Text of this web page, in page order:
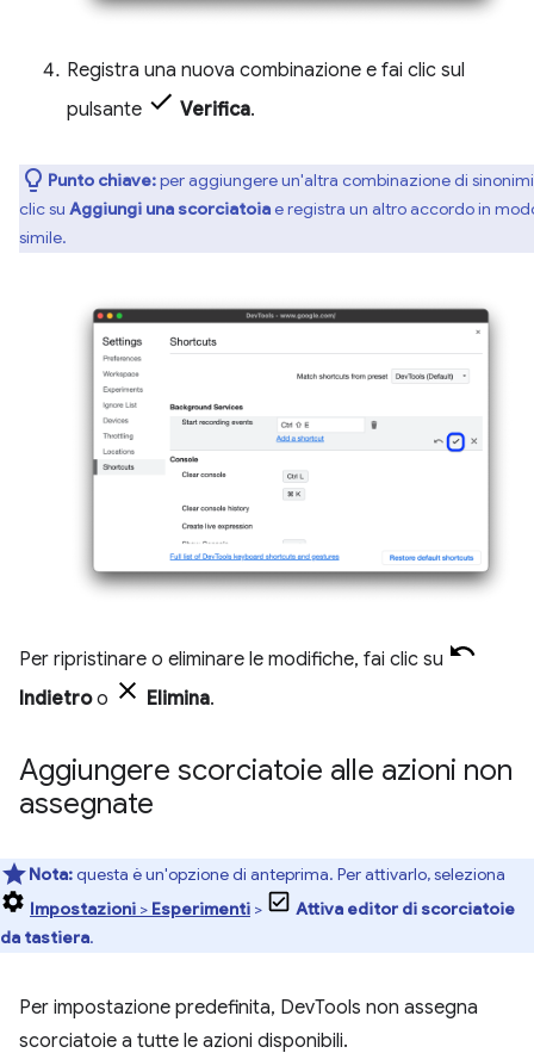
Registra una nuova combinazione e fai clic sul
pulsante
Verifica.
Punto chiave:per aggiungere un'altra combinazione di
clic su Aggiungi una scorciatoiae registra un altro accordo in
simile.
Per ripristinare o eliminare le modifiche, fai clic su
Indietroo Elimina.
Aggiungere scorciatoie alle azioni non
assegnate
Nota:questa è un'opzione di anteprima. Per attivarlo, seleziona
Impostazioni > Esperimenti >
Attiva editor di scorciatoie
da tastiera.
Per impostazione predefinita, DevTools non assegna
scorciatoie a tutte le azioni disponibili.